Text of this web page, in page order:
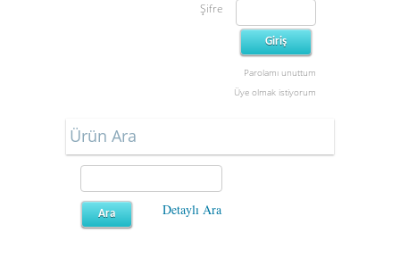
Şifre
Parolamı unuttum
Üye olmak istiyorum
Ürün Ara
Detaylı Ara